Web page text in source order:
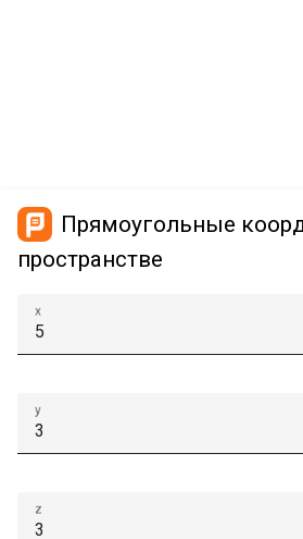
Прямоугольные
пространстве
x
y
z